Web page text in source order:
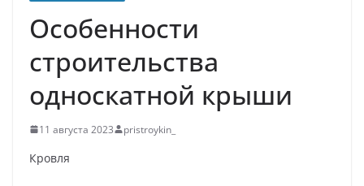
Особенности
строительства
односкатной крыши
11 августа 2023 pristroykin_
Кровля